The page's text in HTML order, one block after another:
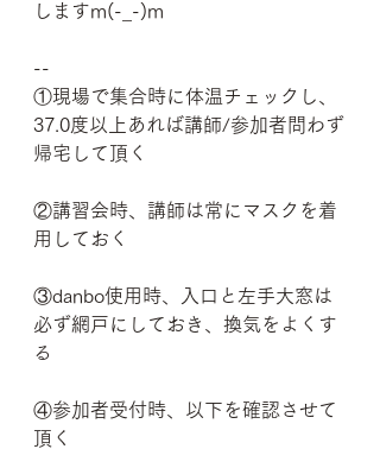
しますm(-_-)m
--
①現場で集合時に体温チェックし、
37.0度以上あれば講師/参加者問わず
帰宅して頂く
②講習会時、講師は常にマスクを着
用しておく
③danbo使用時、入口と左手大窓は
必ず網戸にしておき、換気をよくす
る
④参加者受付時、以下を確認させて
頂く